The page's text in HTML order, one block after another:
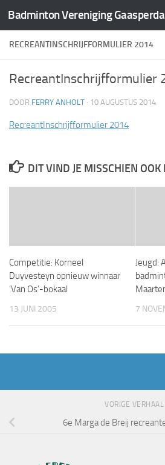
Doorgaan naar inhoud
Badminton Vereniging
RECREANTINSCHRIJFFORMULIER 2014
RecreantInschrijfformulier
DOOR FERRY ANHOLT · 10 AUGUSTUS 2014
RecreantInschrijfformulier 2014
DIT VIND JE MISSCHIEN OOK
Competitie: Korneel
Duyvesteyn opnieuw winnaar
‘Van Os’-bokaal
13 JUNI 2005
Jeugd:
7
VORIGE VERHAAL
6e Marga de Breij